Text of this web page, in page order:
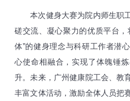
本次健身大赛为院内师生职工
磋交流、凝心聚力的优质平台，
体”的健身理念与科研工作者潜
心使命相融合，实现了体魄锤
升。未来，广州健康院工会、教
丰富文体活动，激励全体人员把